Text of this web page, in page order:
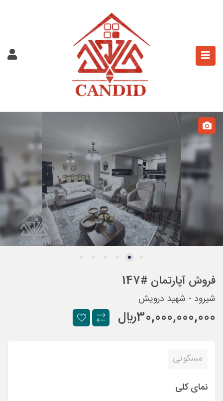
فروش آپارتمان #147
شيرود - شهيد درويش
30,000,000,000ريال
مسکونی
نمای کلی